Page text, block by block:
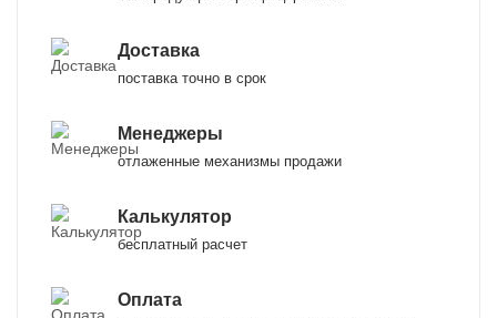
Доставка
поставка точно в срок
Менеджеры
отлаженные механизмы продажи
Калькулятор
бесплатный расчет
Оплата